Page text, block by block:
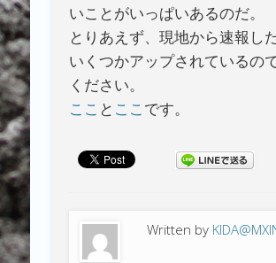
いことがいっぱいあるのだ。
とりあえず、現地から速報し
いくつかアップされているの
ください。
ここ と ここです。
Written by